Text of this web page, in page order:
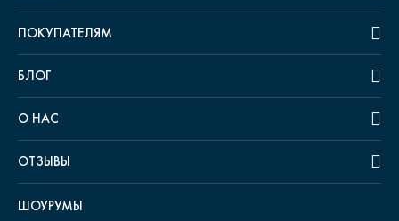
ПОКУПАТЕЛЯМ
БЛОГ
О НАС
ОТЗЫВЫ
ШОУРУМЫ